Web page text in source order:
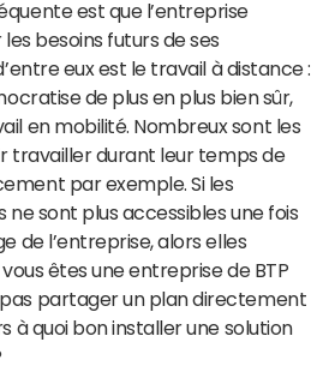
est que l’entreprise
besoins futurs de ses
eux est le travail à distance :
de plus en plus bien sûr,
en mobilité. Nombreux sont les
travailler durant leur temps de
par exemple. Si les
sont plus accessibles une fois
de l’entreprise, alors elles
êtes une entreprise de BTP
partager un plan directement
à quoi bon installer une solution